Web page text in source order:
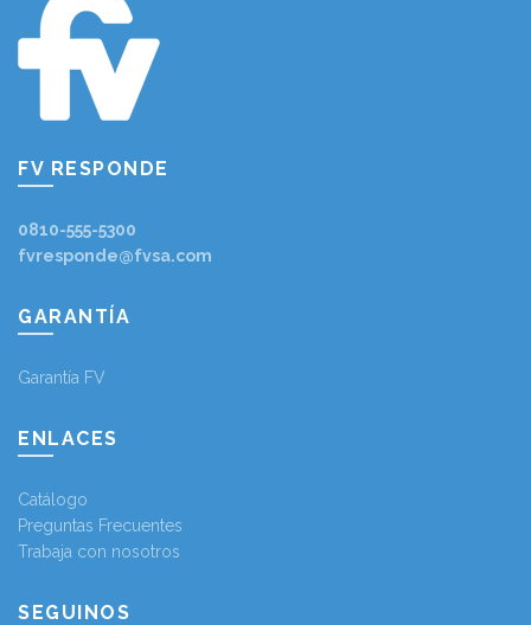
FV RESPONDE
0810-555-5300
fvresponde@fvsa.com
GARANTÍA
Garantía FV
ENLACES
Catálogo
Preguntas Frecuentes
Trabaja con nosotros
SEGUINOS